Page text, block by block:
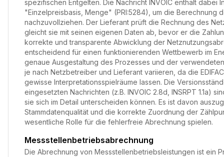
spezifischen Entgelten. Die Nachricht INVOIC enthält dabei
"Einzelpreisbasis, Menge" (PRI:5284), um die Berechnung
nachzuvollziehen. Der Lieferant prüft die Rechnung des
gleicht sie mit seinen eigenen Daten ab, bevor er die
korrekte und transparente Abwicklung der
entscheidend für einen funktionierenden Wettbewerb im
genaue Ausgestaltung des Prozesses und der
je nach Netzbetreiber und Lieferant variieren, da die
gewisse Interpretationsspielräume lassen. Die
eingesetzten Nachrichten (z.B. INVOIC 2.8d, INSRPT 1.1a)
sie sich im Detail unterscheiden können. Es ist davon
Stammdatenqualität und die korrekte Zuordnung der
wesentliche Rolle für die fehlerfreie Abrechnung spielen.
Messstellenbetriebsabrechnung
Die Abrechnung von Messstellenbetriebsleistungen ist ein